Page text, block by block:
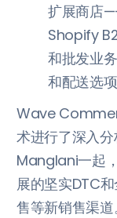
扩展商店
Shopify
和批发业
和配送选
Wave
术进行了深入分
Manglani一起
展的坚实DTC
售等新销售渠道